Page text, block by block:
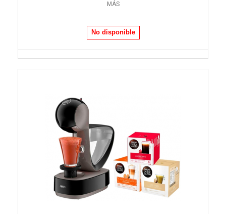
MÁS
No disponible